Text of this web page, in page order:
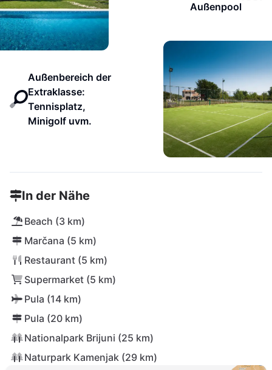
Außenpool
Außenbereich der
Extraklasse:
Tennisplatz,
Minigolf uvm.
In der Nähe
Beach (3 km)
Marčana (5 km)
Restaurant (5 km)
Supermarket (5 km)
Pula (14 km)
Pula (20 km)
Nationalpark Brijuni (25 km)
Naturpark Kamenjak (29 km)